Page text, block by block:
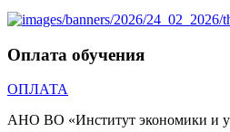
Оплата обучения
ОПЛАТА
АНО ВО «Институт экономики и